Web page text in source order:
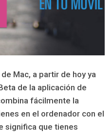
Mac, a partir de hoy ya
de la aplicación de
fácilmente la
en el ordenador con el
significa que tienes